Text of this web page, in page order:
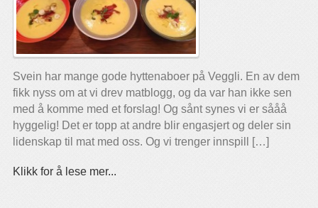
Svein har mange gode hyttenaboer på Veggli. En av dem
fikk nyss om at vi drev matblogg, og da var han ikke sen
med å komme med et forslag! Og sånt synes vi er sååå
hyggelig! Det er topp at andre blir engasjert og deler sin
lidenskap til mat med oss. Og vi trenger innspill […]
Klikk for å lese mer...